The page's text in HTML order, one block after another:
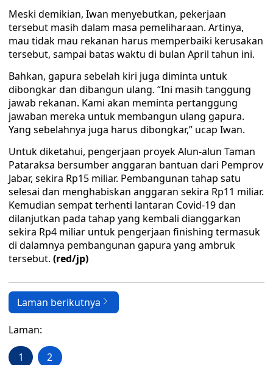
Meski demikian, Iwan menyebutkan, pekerjaan
tersebut masih dalam masa pemeliharaan. Artinya,
mau tidak mau rekanan harus memperbaiki kerusakan
tersebut, sampai batas waktu di bulan April tahun ini.
Bahkan, gapura sebelah kiri juga diminta untuk
dibongkar dan dibangun ulang. “Ini masih tanggung
jawab rekanan. Kami akan meminta pertanggung
jawaban mereka untuk membangun ulang gapura.
Yang sebelahnya juga harus dibongkar,” ucap Iwan.
Untuk diketahui, pengerjaan proyek Alun-alun Taman
Pataraksa bersumber anggaran bantuan dari Pemprov
Jabar, sekira Rp15 miliar. Pembangunan tahap satu
selesai dan menghabiskan anggaran sekira Rp11 miliar.
Kemudian sempat terhenti lantaran Covid-19 dan
dilanjutkan pada tahap yang kembali dianggarkan
sekira Rp4 miliar untuk pengerjaan finishing termasuk
di dalamnya pembangunan gapura yang ambruk
tersebut. (red/jp)
Laman berikutnya
Laman:
1 2